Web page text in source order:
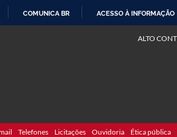
COMUNICA BR ACESSO À INFORMAÇÃO
ALTO
Telefones Licitações Ouvidoria Ética pública